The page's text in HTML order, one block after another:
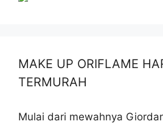
MAKE UP ORIFLAME
TERMURAH
Mulai dari mewahnya